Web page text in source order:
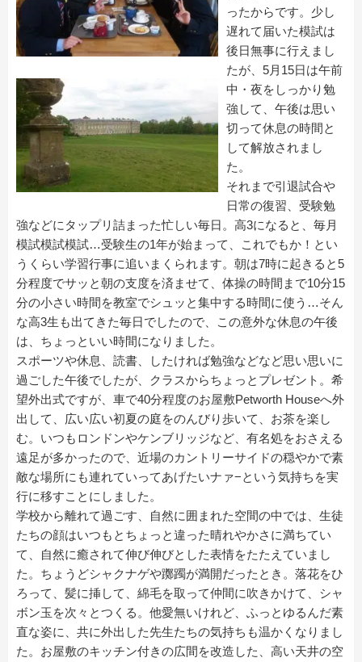
ったからです。少し
遅れて届いた模試は
後日無事に行えまし
たが、5月15日は午前
中・夜をしっかり勉
強して、午後は思い
切って休息の時間と
して解放されまし
た。
それまで引退試合や
日常の復習、受験勉
強などにタップリ詰まった忙しい毎日。高3になると、毎月
模試模試模試…受験生の1年が始まって、これでもか！とい
うくらい学習行事に追いまくられます。朝は7時に起きると5
分程度でサッと朝の支度を済ませて、体操の時間まで10分15
分の小さい時間を教室でシュッと集中する時間に使う…そん
な高3生も出てきた毎日でしたので、この意外な休息の午後
は、ちょっといい時間になりました。
スポーツや休息、読書、したければ勉強などなど思い思いに
過ごした午後でしたが、クラスからちょっとプレゼント。希
望外出式ですが、車で40分程度のお屋敷Petworth Houseへ外
出して、広い広い初夏の庭をのんびり歩いて、お茶を楽し
む。いつもロンドンやケンブリッジなど、有名処をおさえる
遠足が多かったので、近場のカントリーサイドの穏やかで素
敵な場所にも連れていってあげたいナァ−という気持ちを実
行に移すことにしました。
学校から離れて過ごす、自然に囲まれた空間の中では、生徒
たちの顔はいつもとちょっと違った晴れやかさに満ちてい
て、自然に癒されて伸び伸びとした表情をたたえていまし
た。ちょうどシャクナゲや躑躅が満開だったとき。落花をひ
ろって、髪に挿して、綿毛を取って仲間に吹きかけて、シャ
ボン玉を次々とつくる。他愛無いけれど、ふっとゆるんだ素
直な姿に、共に外出した先生たちの気持ちも温かくなりまし
た。お屋敷のキッチン付きの広間を改造した、高い天井の空